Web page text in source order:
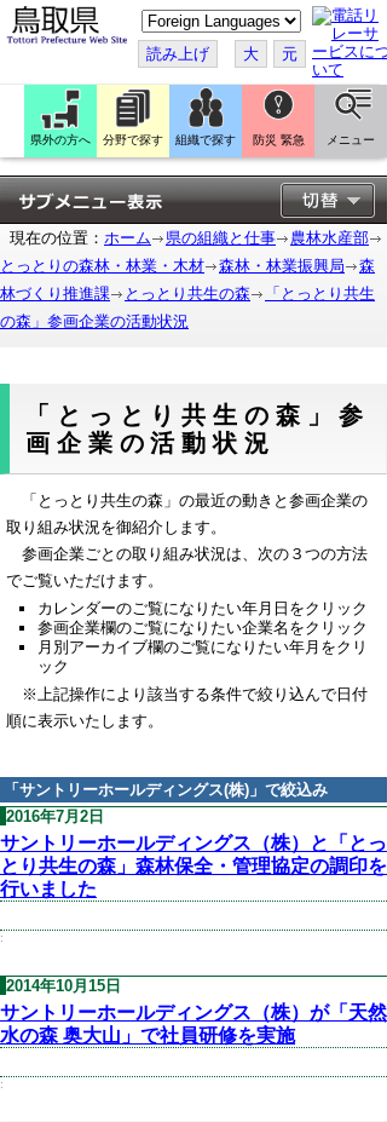
こ
の
ペ
ー
ジ
翻
訳
す
る
読み上げ 大 元
県外の方へ 分野で探す 組織で探す 防災 緊急 メニュー
現在の位置： ホーム 県の組織と仕事
農林水産部
とっとりの森林・林業・木材
森林・林業振興局
森
林づくり推進課
とっとり共生の森
「とっとり共生
の森」参画企業の活動状況
「とっとり共生の森」参
画企業の活動状況
「とっとり共生の森」の最近の動きと参画企業の
取り組み状況を御紹介します。
参画企業ごとの取り組み状況は、次の３つの方法
でご覧いただけます。
カレンダーのご覧になりたい年月日をクリック
参画企業欄のご覧になりたい企業名をクリック
月別アーカイブ欄のご覧になりたい年月をクリ
ック
※上記操作により該当する条件で絞り込んで日付
順に表示いたします。
「 サントリーホールディングス(株) 」で絞込み
2016年7月2日
サントリーホールディングス（株）と「とっ
とり共生の森」森林保全・管理協定の調印を
行いました
:
2014年10月15日
サントリーホールディングス（株）が「天然
水の森 奥大山」で社員研修を実施
: